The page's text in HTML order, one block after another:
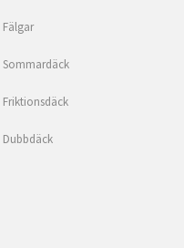
Fälgar
Sommardäck
Friktionsdäck
Dubbdäck